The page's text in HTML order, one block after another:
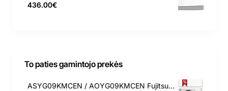
436.00€
To paties gamintojo prekės
ASYG09KMCEN / AOYG09KMCEN Fujitsu KMCEN 2.5/3.2 kW oro kondicionierius - šilumos siurblys